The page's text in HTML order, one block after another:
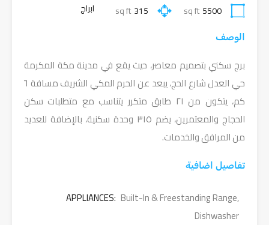
5500
sq ft
315
sq ft ابراج
الوصف
برج سكني بتصميم معاصر، حيث يقع في مدينة مكة المكرمة
حي العدل شارع الحج، يبعد عن الحرم المكي الشريف مسافة ٦
كم، يتكون من ٢١ طابق متكرر يتناسب مع متطلبات سكن
الحجاج والمعتمرين، يضم ٣١٥ وحدة سكنية، بالإضافة للعديد
من المرافق والخدمات.
تفاصيل اضافية
APPLIANCES: Built-In & Freestanding Range,
Dishwasher